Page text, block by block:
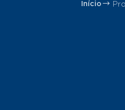
Início